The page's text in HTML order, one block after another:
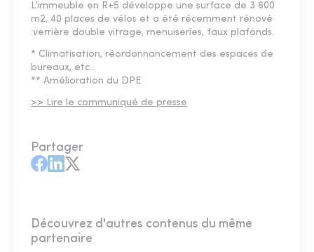
L’immeuble en R+5 développe une surface de 3 600
m2, 40 places de vélos et a été récemment rénové
:verrière double vitrage, menuiseries, faux plafonds.
* Climatisation, réordonnancement des espaces de
bureaux, etc...
** Amélioration du DPE
>> Lire le communiqué de presse
Partager
Découvrez d'autres contenus du même
partenaire